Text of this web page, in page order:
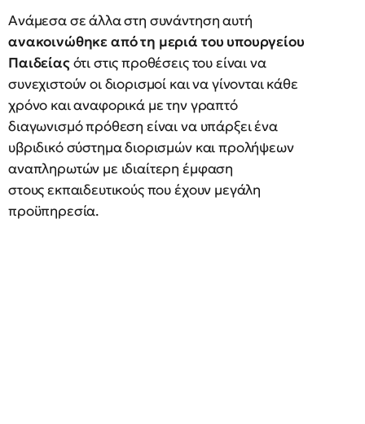
Ανάμεσα σε άλλα στη συνάντηση αυτή
ανακοινώθηκε από τη μεριά του υπουργείου
Παιδείαςότι στις προθέσεις του είναι να
συνεχιστούν οι διορισμοί και να γίνονται κάθε
χρόνο και αναφορικά με την γραπτό
διαγωνισμό πρόθεση είναι να υπάρξει ένα
υβριδικό σύστημα διορισμών και προλήψεων
αναπληρωτών με ιδιαίτερη έμφαση
στους εκπαιδευτικούς που έχουν μεγάλη
προϋπηρεσία.